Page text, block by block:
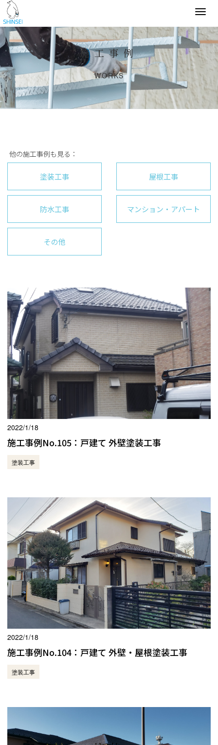
施工事例
WORKS
他の施工事例も見る：
塗装工事 屋根工事
防水工事 マンション・アパート
その他
2022/1/18
施工事例No.105：戸建て 外壁塗装工事
塗装工事
2022/1/18
施工事例No.104：戸建て 外壁・屋根塗装工事
塗装工事